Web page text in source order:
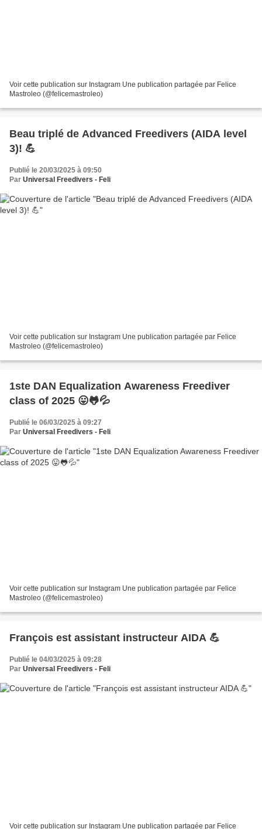
Voir cette publication sur Instagram Une publication partagée par Felice
Mastroleo (@felicemastroleo)
Beau triplé de Advanced Freedivers (AIDA level
3)! 💪
Publié le 20/03/2025 à 09:50
Par Universal Freedivers - Feli
Voir cette publication sur Instagram Une publication partagée par Felice
Mastroleo (@felicemastroleo)
1ste DAN Equalization Awareness Freediver
class of 2025 😛🐸💦
Publié le 06/03/2025 à 09:27
Par Universal Freedivers - Feli
Voir cette publication sur Instagram Une publication partagée par Felice
Mastroleo (@felicemastroleo)
François est assistant instructeur AIDA 💪
Publié le 04/03/2025 à 09:28
Par Universal Freedivers - Feli
Voir cette publication sur Instagram Une publication partagée par Felice